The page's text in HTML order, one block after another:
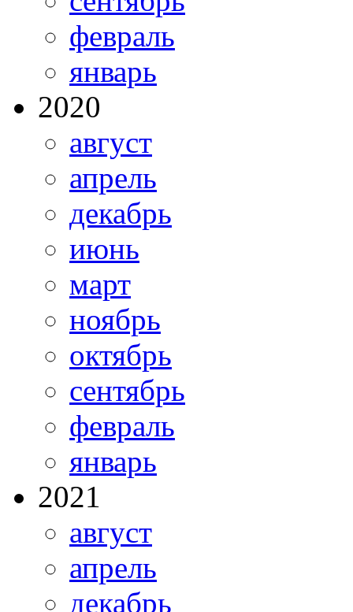
февраль
январь
2020
август
апрель
декабрь
июнь
март
ноябрь
октябрь
сентябрь
февраль
январь
2021
август
апрель
декабрь